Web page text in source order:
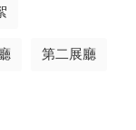
第二展廳